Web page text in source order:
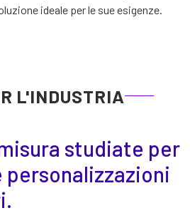
ideale per le sue esigenze.
L'INDUSTRIA
studiate per